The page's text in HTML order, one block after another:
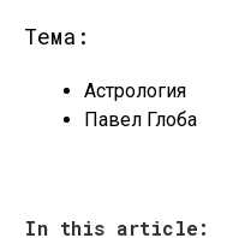
Тема:
Астрология
Павел Глоба
In this article: